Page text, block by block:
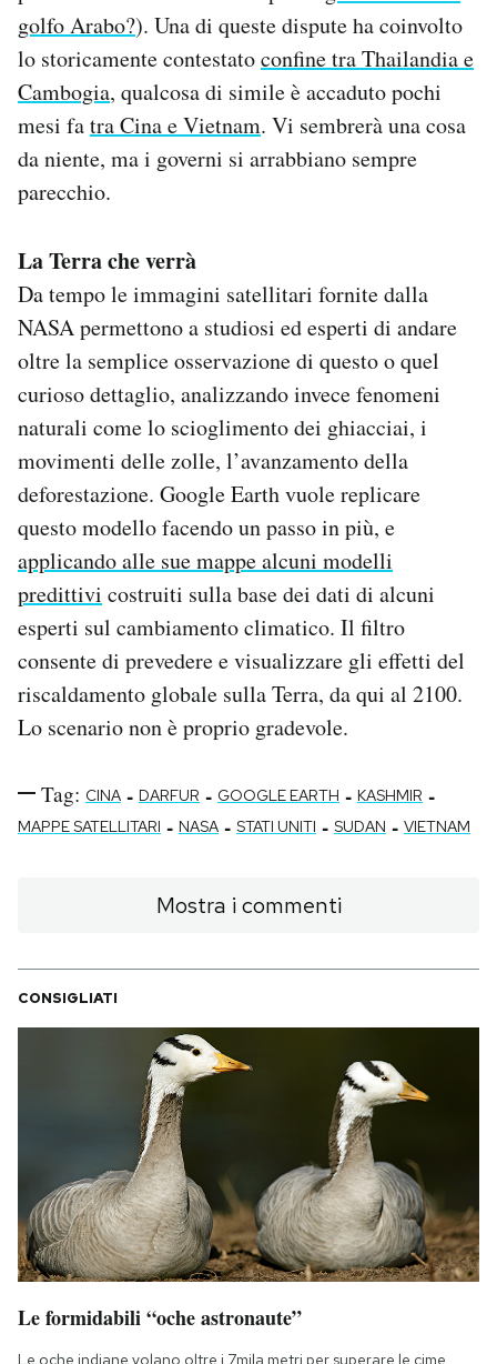
golfo Arabo?). Una di queste dispute ha coinvolto
lo storicamente contestatoconfine tra Thailandia e
Cambogia, qualcosa di simile è accaduto pochi
mesi fatra Cina e Vietnam. Vi sembrerà una cosa
da niente, ma i governi si arrabbiano sempre
parecchio.
La Terra che verrà
Da tempo le immagini satellitari fornite dalla
NASA permettono a studiosi ed esperti di andare
oltre la semplice osservazione di questo o quel
curioso dettaglio, analizzando invece fenomeni
naturali come lo scioglimento dei ghiacciai, i
movimenti delle zolle, l’avanzamento della
deforestazione. Google Earth vuole replicare
questo modello facendo un passo in più, e
applicando alle sue mappe alcuni modelli
predittivi costruiti sulla base dei dati di alcuni
esperti sul cambiamento climatico. Il filtro
consente di prevedere e visualizzare gli effetti del
riscaldamento globale sulla Terra, da qui al 2100.
Lo scenario non è proprio gradevole.
Tag: CINA - DARFUR - GOOGLE EARTH - KASHMIR -
MAPPE SATELLITARI - NASA - STATI UNITI - SUDAN - VIETNAM
Mostra i commenti
CONSIGLIATI
Le formidabili “oche astronaute”
Le oche indiane volano oltre i 7mila metri per superare le cime